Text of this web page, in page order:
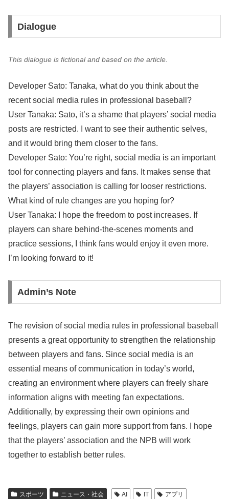
Dialogue
This dialogue is fictional and based on the article.
Developer Sato: Tanaka, what do you think about the
recent social media rules in professional baseball?
User Tanaka: Sato, it’s a shame that players’ social media
posts are restricted. I want to see their authentic selves,
and it would bring them closer to the fans.
Developer Sato: You’re right, social media is an important
tool for connecting players and fans. It makes sense that
the players’ association is calling for looser restrictions.
What kind of rule changes are you hoping for?
User Tanaka: I hope the freedom to post increases. If
players can share behind-the-scenes moments and
practice sessions, I think fans would enjoy it even more.
I’m looking forward to it!
Admin’s Note
The revision of social media rules in professional baseball
presents a great opportunity to strengthen the relationship
between players and fans. Since social media is an
essential means of communication in today’s world,
creating an environment where players can freely share
information aligns with meeting fan expectations.
Additionally, by expressing their own opinions and
feelings, players can gain more support from fans. I hope
that the players’ association and the NPB will work
together to establish better rules.
スポーツ ニュース・社会 AI IT
アプリ